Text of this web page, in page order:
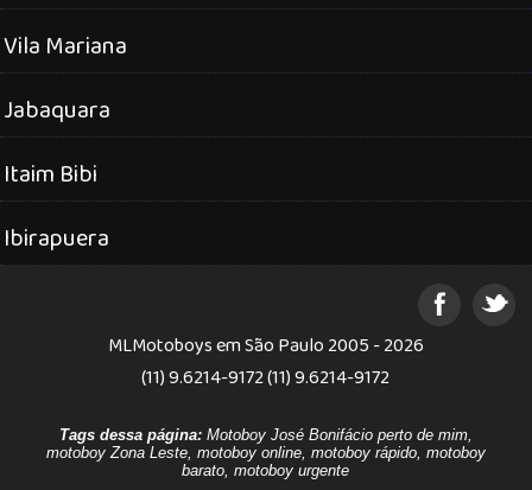
Vila Mariana
Jabaquara
Itaim Bibi
Ibirapuera
MLMotoboys em São Paulo 2005 - 2026
(11) 9.6214-9172 (11) 9.6214-9172
Tags dessa página:Motoboy José Bonifácio perto de mim,
motoboy Zona Leste, motoboy online, motoboy rápido, motoboy
barato, motoboy urgente